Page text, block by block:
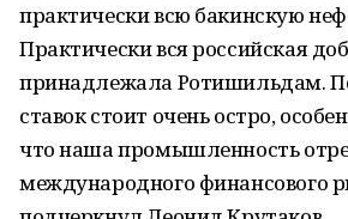
практически всю бакинскую
Практически вся российская
принадлежала Ротишильдам.
ставок стоит очень остро,
что наша промышленность
международного финансового